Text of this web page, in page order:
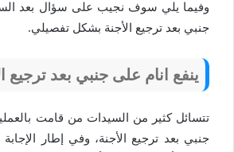
وفيما يلي سوف نجيب على سؤال بعد
جنبي بعد ترجيع الأجنة بشكل تفصيلي.
ينفع انام على جنبي بعد ترجيع
تتسائل كثير من السيدات من قامت
جنبي بعد ترجيع الأجنة، وفي إطار